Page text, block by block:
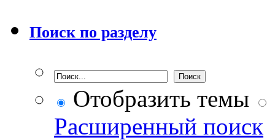
Поиск по разделу
Отобразить темы
Расширенный поиск